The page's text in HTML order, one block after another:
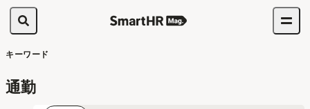
キーワード
通勤